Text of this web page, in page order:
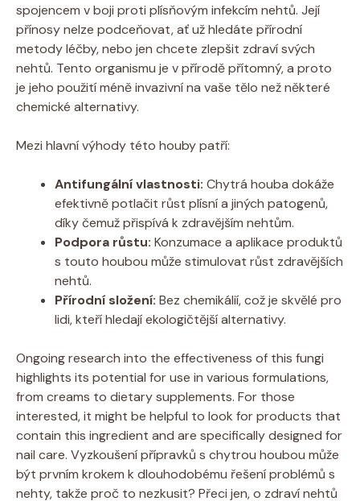
spojencem v boji proti plísňovým infekcím nehtů. Její
přínosy nelze podceňovat, ať už hledáte přírodní
metody léčby, nebo jen chcete zlepšit zdraví svých
nehtů. Tento organismu je v přírodě přítomný, a proto
je jeho použití méně invazivní na vaše tělo než některé
chemické alternativy.
Mezi hlavní výhody této houby patří:
Antifungální vlastnosti: Chytrá houba dokáže
efektivně potlačit růst plísní a jiných patogenů,
díky čemuž přispívá k zdravějším nehtům.
Podpora růstu: Konzumace a aplikace produktů
s touto houbou může stimulovat růst zdravějších
nehtů.
Přírodní složení: Bez chemikálií, což je skvělé pro
lidi, kteří hledají ekologičtější alternativy.
Ongoing research into the effectiveness of this fungi
highlights its potential for use in various formulations,
from creams to dietary supplements. For those
interested, it might be helpful to look for products that
contain this ingredient and are specifically designed for
nail care. Vyzkoušení přípravků s chytrou houbou může
být prvním krokem k dlouhodobému řešení problémů s
nehty, takže proč to nezkusit? Přeci jen, o zdraví nehtů